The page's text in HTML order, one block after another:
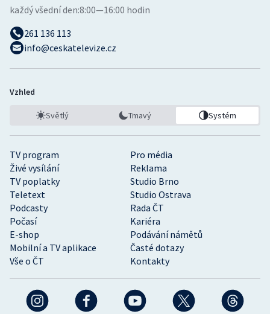
TV program
Pro média
Živé vysílání
Reklama
TV poplatky
Studio Brno
Teletext
Studio Ostrava
Podcasty
Rada ČT
Počasí
Kariéra
E-shop
Podávání námětů
Mobilní a TV aplikace
Časté dotazy
Vše o ČT
Kontakty
každý všední den:8:00—16:00 hodin
261 136 113
info@ceskatelevize.cz
Vzhled
Světlý Tmavý Systém